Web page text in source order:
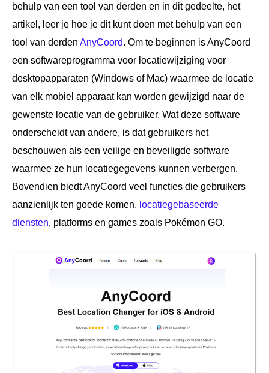
behulp van een tool van derden en in dit gedeelte, het
artikel, leer je hoe je dit kunt doen met behulp van een
tool van derden AnyCoord. Om te beginnen is AnyCoord
een softwareprogramma voor locatiewijziging voor
desktopapparaten (Windows of Mac) waarmee de locatie
van elk mobiel apparaat kan worden gewijzigd naar de
gewenste locatie van de gebruiker. Wat deze software
onderscheidt van andere, is dat gebruikers het
beschouwen als een veilige en beveiligde software
waarmee ze hun locatiegegevens kunnen verbergen.
Bovendien biedt AnyCoord veel functies die gebruikers
aanzienlijk ten goede komen. locatiegebaseerde
diensten, platforms en games zoals Pokémon GO.